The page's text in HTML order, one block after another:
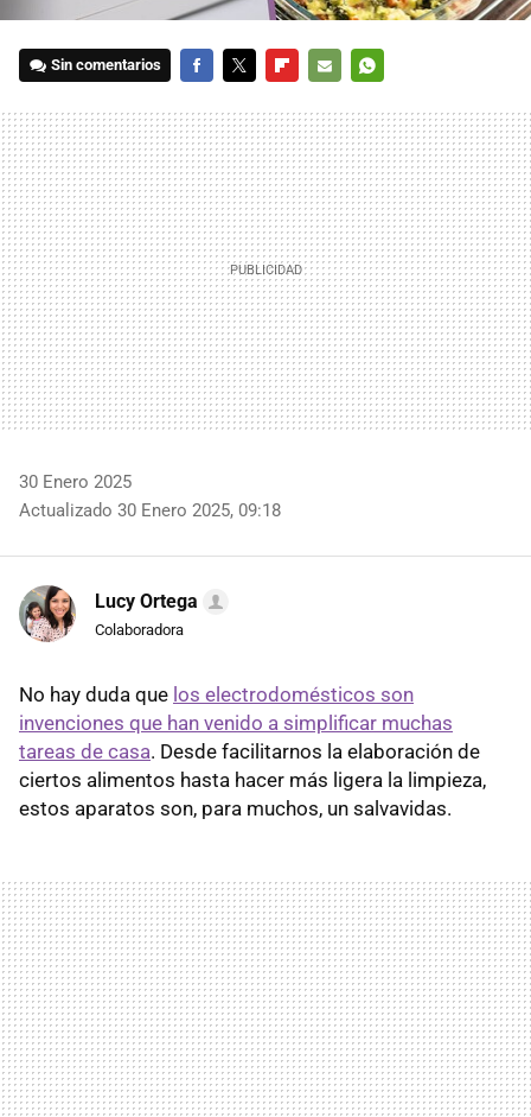
Sin comentarios
MAIL
30 Enero 2025
Actualizado 30 Enero 2025, 09:18
Lucy Ortega
Colaboradora
No hay duda que los electrodomésticos son
invenciones que han venido a simplificar muchas
tareas de casa. Desde facilitarnos la elaboración de
ciertos alimentos hasta hacer más ligera la limpieza,
estos aparatos son, para muchos, un salvavidas.